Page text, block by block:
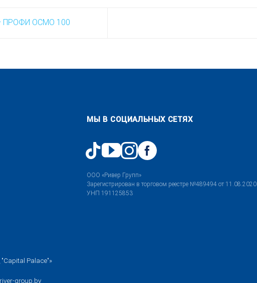
— ПРОФИ ОСМО 100
Palace"»
group.by
МЫ В СОЦИАЛЬНЫХ СЕТЯХ
ООО «Ривер Групп»
Зарегистрирован в торговом реестре №489494 от 11.08.2020
УНП 191125853